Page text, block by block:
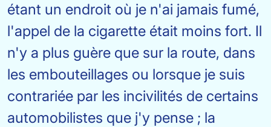
étant un endroit où je n'ai jamais fumé,
l'appel de la cigarette était moins fort. Il
n'y a plus guère que sur la route, dans
les embouteillages ou lorsque je suis
contrariée par les incivilités de certains
automobilistes que j'y pense ; la